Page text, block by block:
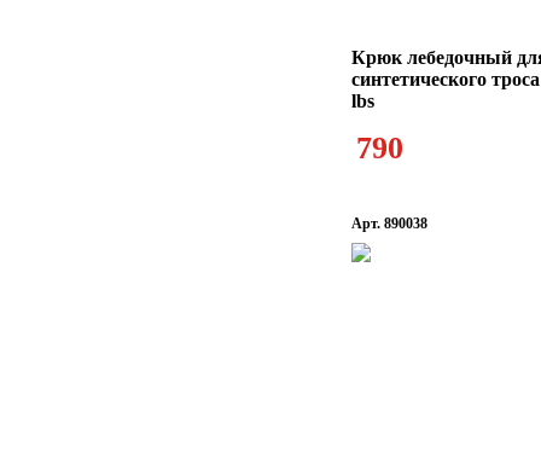
Крюк лебедочный
синтетического
lbs
790
Арт. 890038